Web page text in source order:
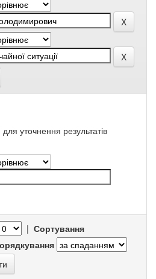
уточнення результатів
| Сортування